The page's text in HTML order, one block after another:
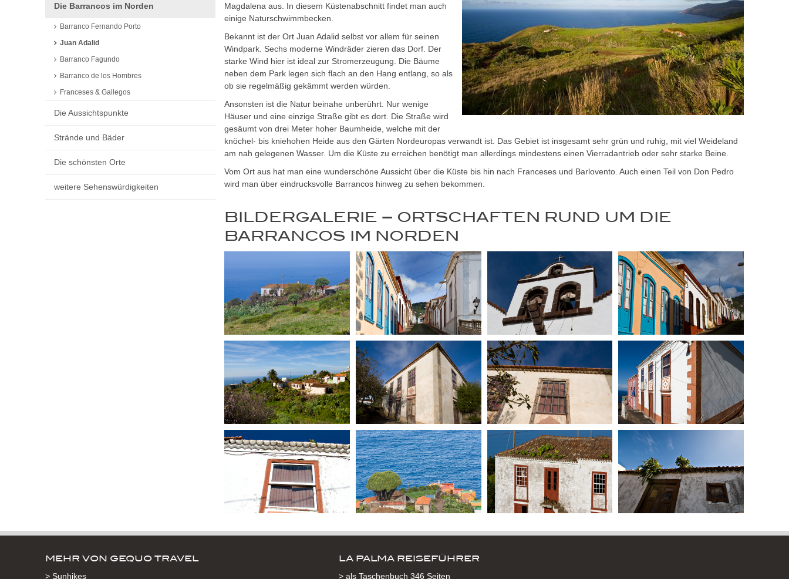
Die Barrancos im Norden
Barranco Fernando Porto
Juan Adalid
Barranco Fagundo
Barranco de los Hombres
Franceses & Gallegos
Die Aussichtspunkte
Strände und Bäder
Die schönsten Orte
weitere Sehenswürdigkeiten
Magdalena aus. In diesem Küstenabschnitt findet man auch
einige Naturschwimmbecken.
Bekannt ist der Ort Juan Adalid selbst vor allem für seinen
Windpark. Sechs moderne Windräder zieren das Dorf. Der
starke Wind hier ist ideal zur Stromerzeugung. Die Bäume
neben dem Park legen sich flach an den Hang entlang, so als
ob sie regelmäßig gekämmt werden würden.
Ansonsten ist die Natur beinahe unberührt. Nur wenige
Häuser und eine einzige Straße gibt es dort. Die Straße wird
gesäumt von drei Meter hoher Baumheide, welche mit der
knöchel- bis kniehohen Heide aus den Gärten Nordeuropas verwandt ist. Das Gebiet ist insgesamt sehr grün und ruhig, mit viel Weideland
am nah gelegenen Wasser. Um die Küste zu erreichen benötigt man allerdings mindestens einen Vierradantrieb oder sehr starke Beine.
Vom Ort aus hat man eine wunderschöne Aussicht über die Küste bis hin nach Franceses und Barlovento. Auch einen Teil von Don Pedro
wird man über eindrucksvolle Barrancos hinweg zu sehen bekommen.
BILDERGALERIE – ORTSCHAFTEN RUND UM DIE
BARRANCOS IM NORDEN
MEHR VON GEQUO TRAVEL
> Sunhikes
LA PALMA REISEFÜHRER
> als Taschenbuch 346 Seiten